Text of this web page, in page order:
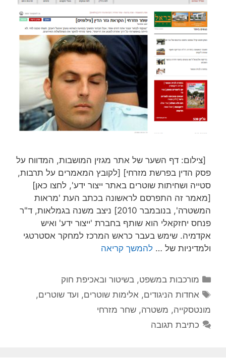
[צילום: דף השער של אתר מגזין המושבות, המדווח על
פסק הדין בפרשת מזרחי] [לקובץ המאמרים על תרבות,
סטייה ושחיתות שוטרים באתר ייצור ידע', לחצו כאן]
[מאמר זה התפרסם לראשונה בכתב העת 'מראות
המשטרה', בנובמבר 2010] ניצב משנה בגמלאות, ד"ר
פנחס יחזקאלי הוא שותף בחברת 'ייצור ידע' ואיש
אקדמיה. שימש בעבר כראש המרכז למחקר אסטרטגי
ולמדיניות של … להמשך קריאה
קטגוריות
מורכבות במשפט, בשיטור ובאכיפת חוק
תגיות
אחדות הניגודים, אלימות שוטרים, ועד שוטרים,
מונטסקייה, משטרה, שחר מזרחי
כתיבת תגובה